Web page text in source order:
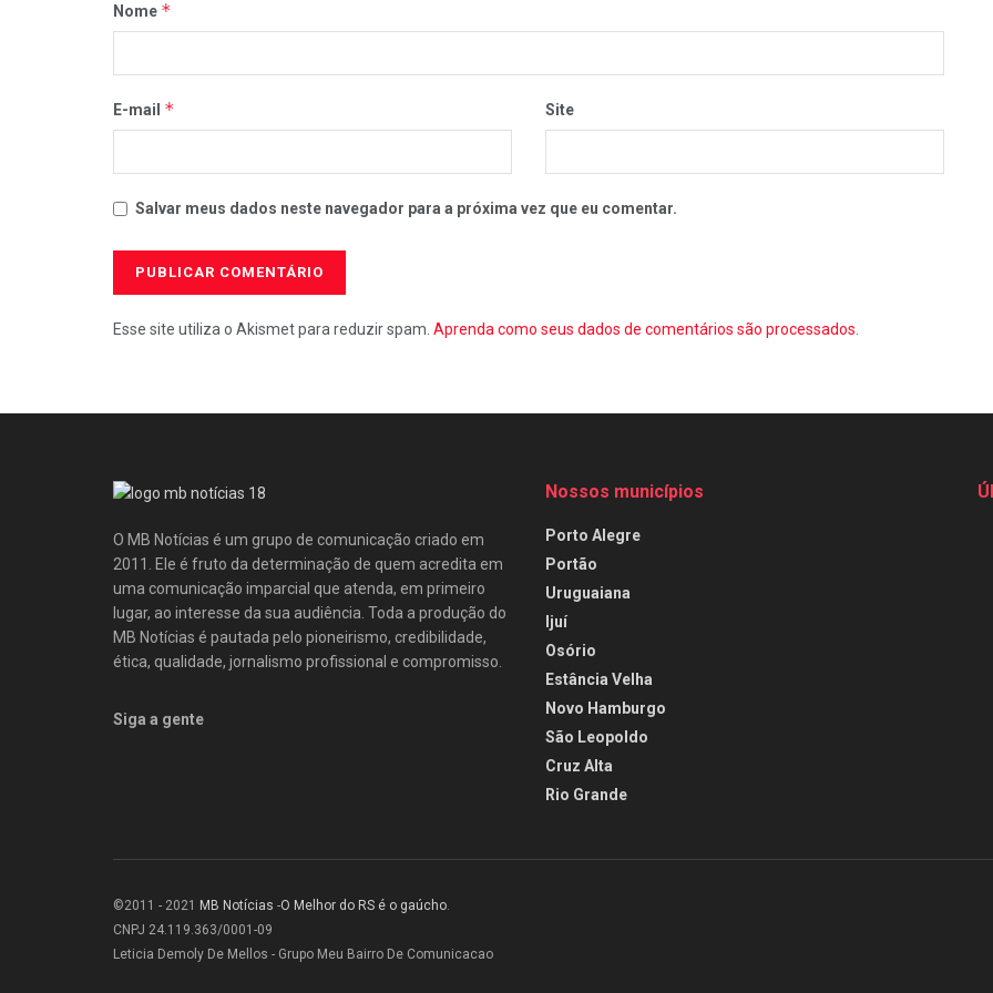
Nome *
E-mail * Site
Salvar meus dados neste navegador para a próxima vez que eu comentar.
Esse site utiliza o Akismet para reduzir spam. Aprenda como seus dados de comentários são processados.
O MB Notícias é um grupo de comunicação criado em
2011. Ele é fruto da determinação de quem acredita em
uma comunicação imparcial que atenda, em primeiro
lugar, ao interesse da sua audiência. Toda a produção do
MB Notícias é pautada pelo pioneirismo, credibilidade,
ética, qualidade, jornalismo profissional e compromisso.
Siga a gente
Nossos municípios
Porto Alegre
Portão
Uruguaiana
Ijuí
Osório
Estância Velha
Novo Hamburgo
São Leopoldo
Cruz Alta
Rio Grande
©2011 - 2021 MB Notícias -O Melhor do RS é o gaúcho
CNPJ 24.119.363/0001-09
Leticia Demoly De Mellos - Grupo Meu Bairro De Comunicacao